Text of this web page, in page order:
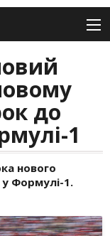
до
1
нового
у Формулі-1.